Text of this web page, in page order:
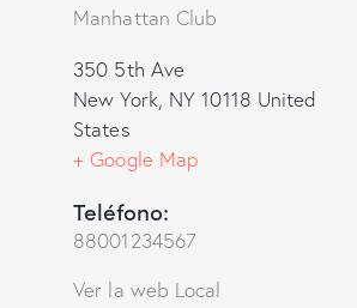
Manhattan Club
350 5th Ave
New York, NY 10118 United
States
+ Google Map
Teléfono:
88001234567
Ver la web Local